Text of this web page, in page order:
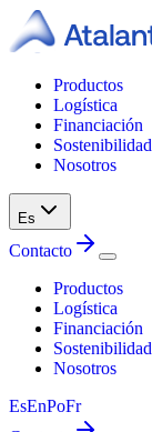
Productos
Logística
Financiación
Sostenibilidad
Nosotros
Es
Contacto
Productos
Logística
Financiación
Sostenibilidad
Nosotros
EsEnPoFr